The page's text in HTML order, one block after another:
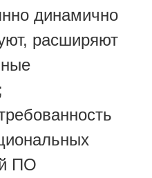
динамично
расширяют
ПО